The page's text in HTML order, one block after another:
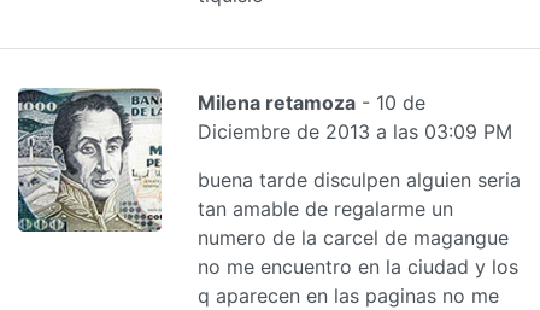
Milena retamoza - 10 de
Diciembre de 2013 a las 03:09 PM
buena tarde disculpen alguien seria
tan amable de regalarme un
numero de la carcel de magangue
no me encuentro en la ciudad y los
q aparecen en las paginas no me